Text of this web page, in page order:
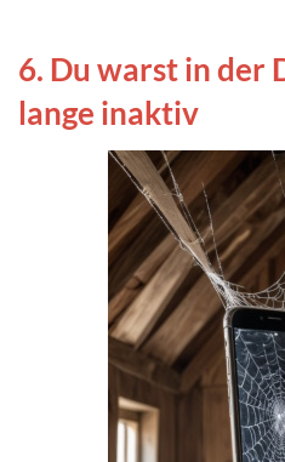
6. Du warst in der
lange inaktiv